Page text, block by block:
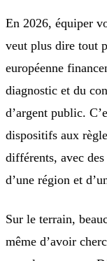
En 2026, équiper
veut plus dire tout
européenne
diagnostic et du
d’argent public.
dispositifs aux
différents, avec
d’une région et
Sur le terrain,
même d’avoir